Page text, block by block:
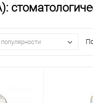
популярности